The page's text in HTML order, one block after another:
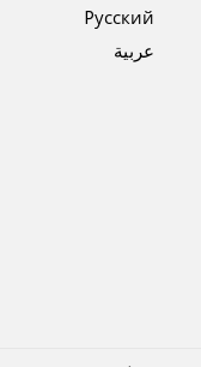
Pусский
عربية